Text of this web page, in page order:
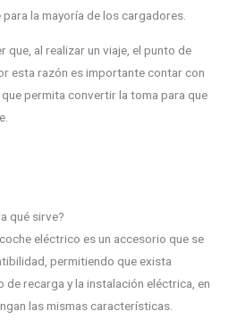
la mayoría de los cargadores.
que, al realizar un viaje, el punto de
esta razón es importante contar con
permita convertir la toma para que
qué sirve?
eléctrico es un accesorio que se
permitiendo que exista
de recarga y la instalación eléctrica, en
las mismas características.